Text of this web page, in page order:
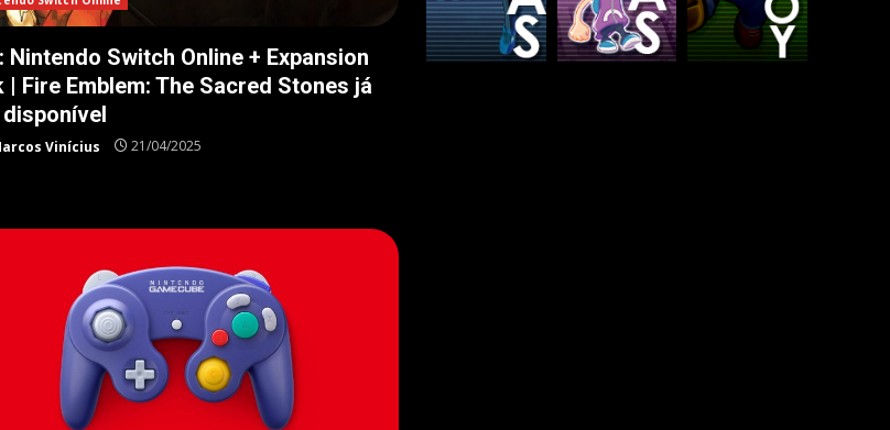
Nintendo Switch Online + Expansion
| Fire Emblem: The Sacred Stones já
Vinícius 21/04/2025